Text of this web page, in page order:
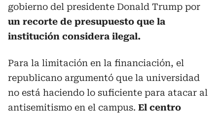
gobierno del presidente Donald Trump por
un recorte de presupuesto que la
institución considera ilegal.
Para la limitación en la financiación, el
republicano argumentó que la universidad
no está haciendo lo suficiente para atacar al
antisemitismo en el campus. El centro